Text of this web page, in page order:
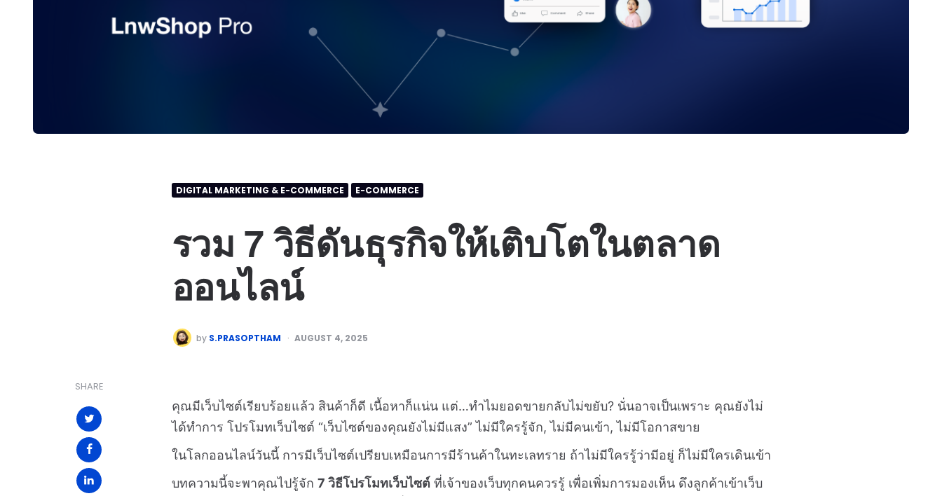
DIGITAL MARKETING & E-COMMERCE E-COMMERCE
รวม 7 วิธีดันธุรกิจให้เติบโตในตลาด
ออนไลน์
by S.PRASOPTHAM AUGUST 4, 2025
SHARE
คุณมีเว็บไซต์เรียบร้อยแล้ว สินค้าก็ดี เนื้อหาก็แน่น แต่…ทำไมยอดขายกลับไม่ขยับ? นั่นอาจเป็นเพราะ คุณยังไม่
ได้ทำการ โปรโมทเว็บไซต์ “เว็บไซต์ของคุณยังไม่มีแสง” ไม่มีใครรู้จัก, ไม่มีคนเข้า, ไม่มีโอกาสขาย
ในโลกออนไลน์วันนี้ การมีเว็บไซต์เปรียบเหมือนการมีร้านค้าในทะเลทราย ถ้าไม่มีใครรู้ว่ามีอยู่ ก็ไม่มีใครเดินเข้า
บทความนี้จะพาคุณไปรู้จัก 7 วิธีโปรโมทเว็บไซต์ ที่เจ้าของเว็บทุกคนควรรู้ เพื่อเพิ่มการมองเห็น ดึงลูกค้าเข้าเว็บ